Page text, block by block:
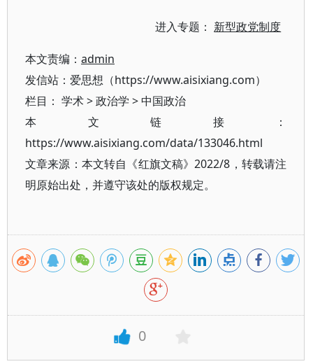
进入专题： 新型政党制度
本文责编： admin
发信站：爱思想（https://www.aisixiang.com）
栏目： 学术>政治学 >中国政治
本文链接：
https://www.aisixiang.com/data/133046.html
文章来源：本文转自《红旗文稿》2022/8，转载请注
明原始出处，并遵守该处的版权规定。
0